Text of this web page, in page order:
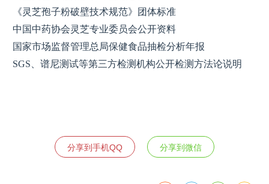
《灵芝孢子粉破壁技术规范》团体标准
中国中药协会灵芝专业委员会公开资料
国家市场监督管理总局保健食品抽检分析年报
SGS、谱尼测试等第三方检测机构公开检测方法论说明
分享到手机QQ 分享到微信